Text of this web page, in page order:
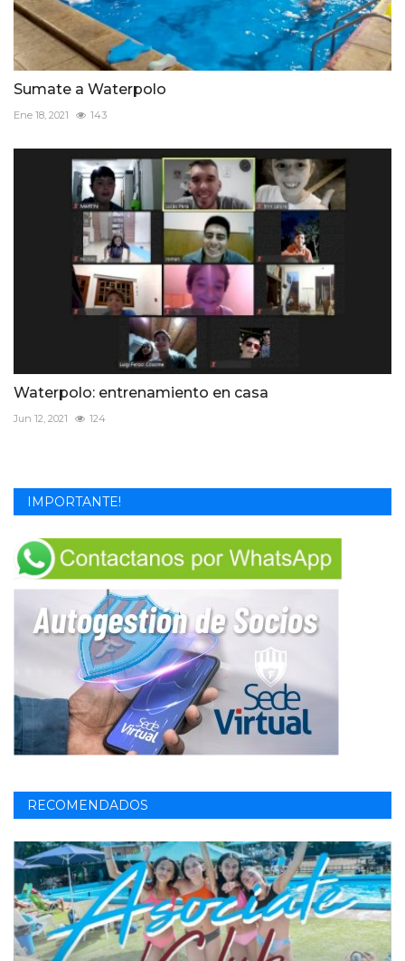
Sumate a Waterpolo
Ene 18, 2021 143
Waterpolo: entrenamiento en casa
Jun 12, 2021 124
IMPORTANTE!
RECOMENDADOS